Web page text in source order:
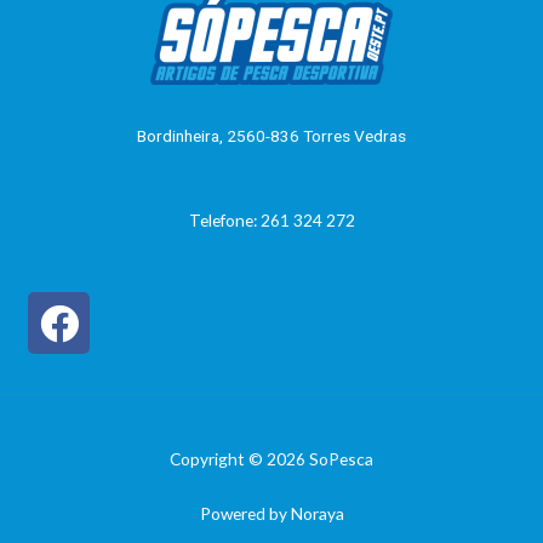
Bordinheira, 2560-836 Torres Vedras
Telefone: 261 324 272
Copyright © 2026 SoPesca
Powered by Noraya